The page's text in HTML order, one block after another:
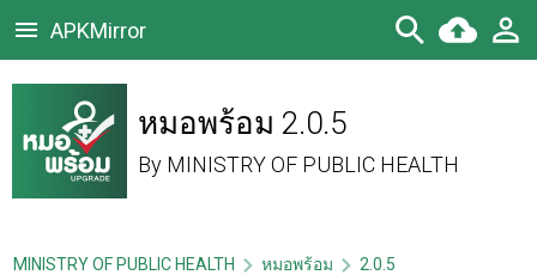
APKMirror
หมอพร้อม 2.0.5
By MINISTRY OF PUBLIC HEALTH
MINISTRY OF PUBLIC HEALTH หมอพร้อม 2.0.5